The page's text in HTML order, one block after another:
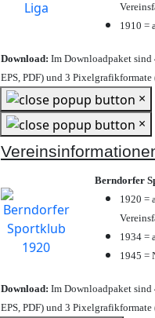
1910 =
Download: Im Downloadpaket sind
EPS, PDF) und 3 Pixelgrafikformate
×
×
Berndorfer
1920 =
1934 =
1945 =
Download: Im Downloadpaket sind
EPS, PDF) und 3 Pixelgrafikformate